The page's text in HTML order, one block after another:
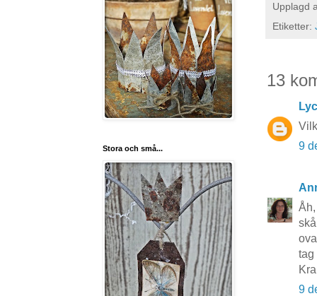
Upplagd
Etiketter:
13
9
tag
9
Stora och små...